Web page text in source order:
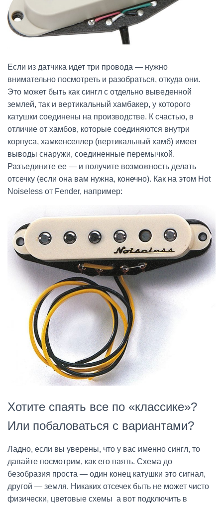
Если из датчика идет три провода — нужно
внимательно посмотреть и разобраться, откуда они.
Это может быть как сингл с отдельно выведенной
землей, так и вертикальный хамбакер, у которого
катушки соединены на производстве. К счастью, в
отличие от хамбов, которые соединяются внутри
корпуса, хамкенселлер (вертикальный хамб) имеет
выводы снаружи, соединенные перемычкой.
Разъедините ее — и получите возможность делать
отсечку (если она вам нужна, конечно). Как на этом Hot
Noiseless от Fender, например:
Хотите спаять все по «классике»?
Или побаловаться с вариантами?
Ладно, если вы уверены, что у вас именно сингл, то
давайте посмотрим, как его паять. Схема до
безобразия проста — один конец катушки это сигнал,
другой — земля. Никаких отсечек быть не может чисто
физически, цветовые схемы а вот подключить в